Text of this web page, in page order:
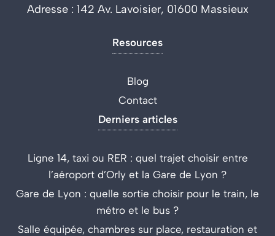
Adresse : 142 Av. Lavoisier, 01600 Massieux
Resources
Blog
Contact
Derniers articles
Ligne 14, taxi ou RER : quel trajet choisir entre
l’aéroport d’Orly et la Gare de Lyon ?
Gare de Lyon : quelle sortie choisir pour le train, le
métro et le bus ?
Salle équipée, chambres sur place, restauration et